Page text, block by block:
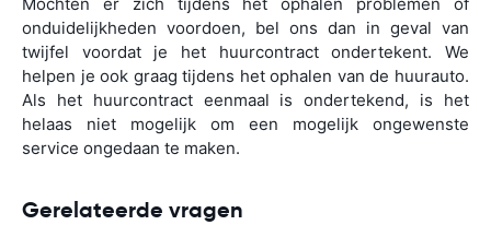
onduidelijkheden voordoen, bel ons dan in geval van
twijfel voordat je het huurcontract ondertekent. We
helpen je ook graag tijdens het ophalen van de huurauto.
Als het huurcontract eenmaal is ondertekend, is het
helaas niet mogelijk om een mogelijk ongewenste
service ongedaan te maken.
Gerelateerde vragen